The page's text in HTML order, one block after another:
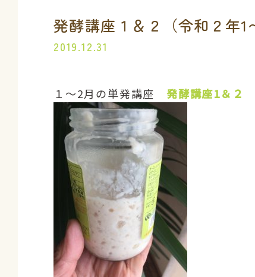
発酵講座１＆２（令和２年1
2019.12.31
１〜2月の単発講座発酵講座1＆２